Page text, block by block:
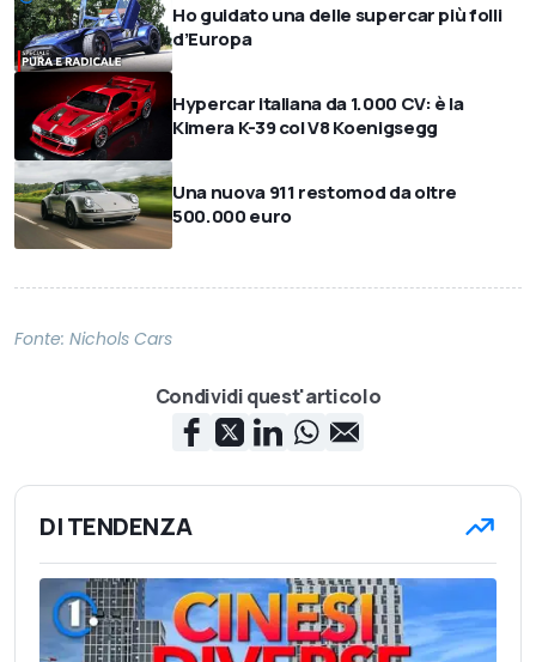
Ho guidato una delle supercar più folli
d’Europa
Hypercar italiana da 1.000 CV: è la
Kimera K-39 col V8 Koenigsegg
Una nuova 911 restomod da oltre
500.000 euro
Fonte: Nichols Cars
Condividi quest'articolo
DI TENDENZA